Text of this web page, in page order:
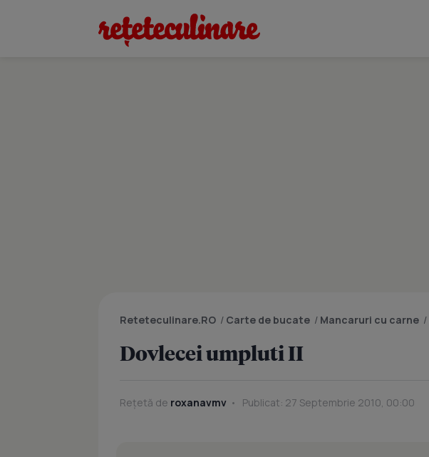
Reteteculinare.RO / Carte de bucate / Mancaruri cu carne /
Dovlecei umpluti II
Rețetă de roxanavmv Publicat: 27 Septembrie 2010, 00:00